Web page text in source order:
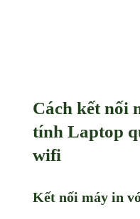
Cách kết nối
tính Laptop
wifi
Kết nối máy in